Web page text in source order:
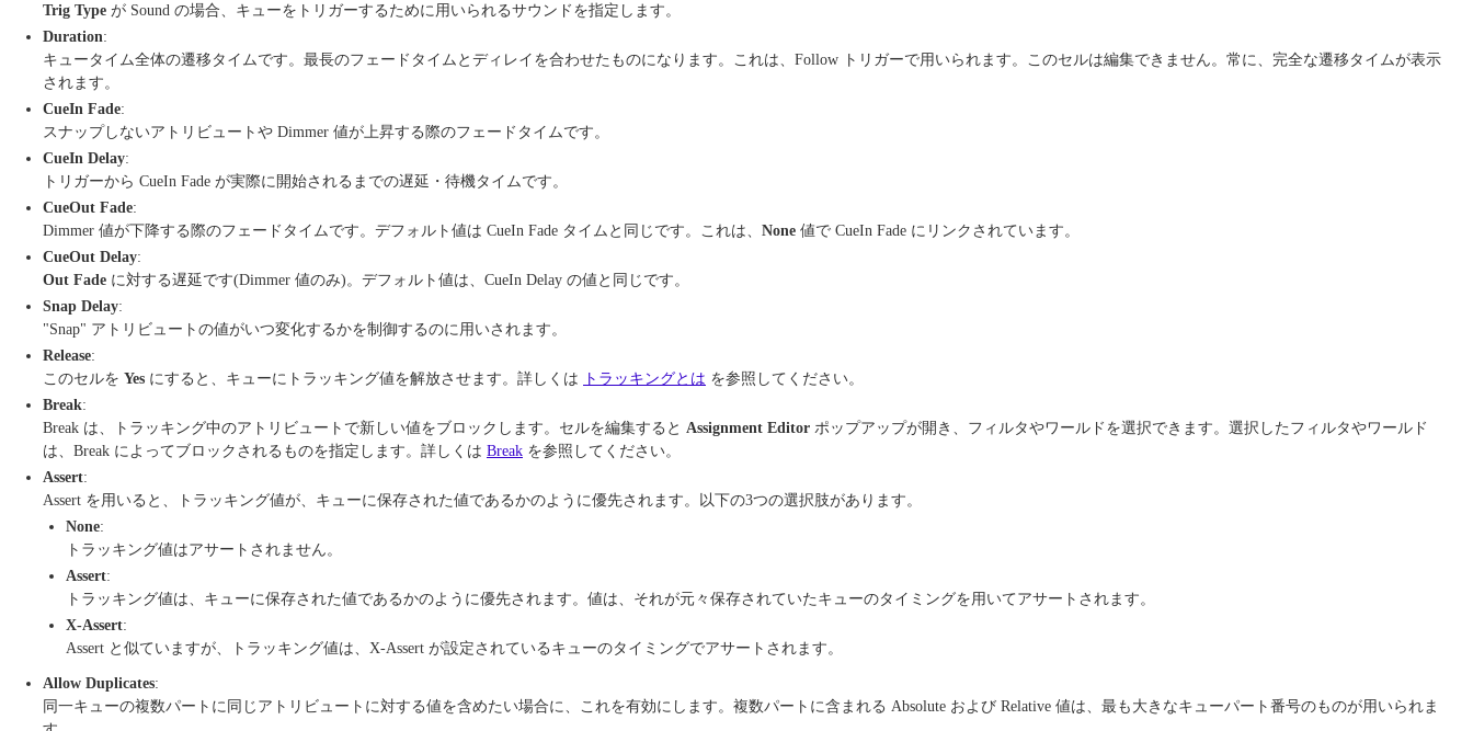
Trig Type が Sound の場合、キューをトリガーするために用いられるサウンドを指定します。
Duration:
キュータイム全体の遷移タイムです。最長のフェードタイムとディレイを合わせたものになります。これは、Follow トリガーで用いられます。このセルは編集できません。常に、完全な遷移タイムが表示
されます。
CueIn Fade:
スナップしないアトリビュートや Dimmer 値が上昇する際のフェードタイムです。
CueIn Delay:
トリガーから CueIn Fade が実際に開始されるまでの遅延・待機タイムです。
CueOut Fade:
Dimmer 値が下降する際のフェードタイムです。デフォルト値は CueIn Fade タイムと同じです。これは、 None 値で CueIn Fade にリンクされています。
CueOut Delay:
Out Fade に対する遅延です(Dimmer 値のみ)。デフォルト値は、CueIn Delay の値と同じです。
Snap Delay:
"Snap" アトリビュートの値がいつ変化するかを制御するのに用いされます。
Release:
このセルを Yes にすると、キューにトラッキング値を解放させます。詳しくは トラッキングとは を参照してください。
Break:
Break は、トラッキング中のアトリビュートで新しい値をブロックします。セルを編集すると Assignment Editor ポップアップが開き、フィルタやワールドを選択できます。選択したフィルタやワールド
は、Break によってブロックされるものを指定します。詳しくは Break を参照してください。
Assert:
Assert を用いると、トラッキング値が、キューに保存された値であるかのように優先されます。以下の3つの選択肢があります。
None:
トラッキング値はアサートされません。
Assert:
トラッキング値は、キューに保存された値であるかのように優先されます。値は、それが元々保存されていたキューのタイミングを用いてアサートされます。
X-Assert:
Assert と似ていますが、トラッキング値は、X-Assert が設定されているキューのタイミングでアサートされます。
Allow Duplicates:
同一キューの複数パートに同じアトリビュートに対する値を含めたい場合に、これを有効にします。複数パートに含まれる Absolute および Relative 値は、最も大きなキューパート番号のものが用いられま